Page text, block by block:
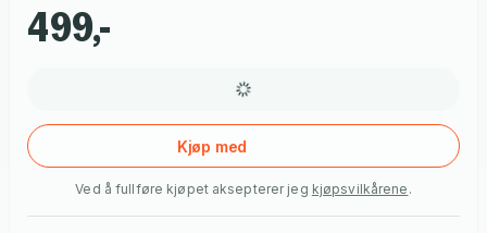
499,-
Kjøp med
Ved å fullføre kjøpet aksepterer jeg kjøpsvilkårene .